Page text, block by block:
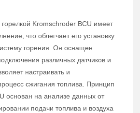
Kromschroder BCU имеет
что облегчает его установку
горения. Он оснащен
различных датчиков и
настраивать и
сжигания топлива. Принцип
основан на анализе данных от
подачи топлива и воздуха